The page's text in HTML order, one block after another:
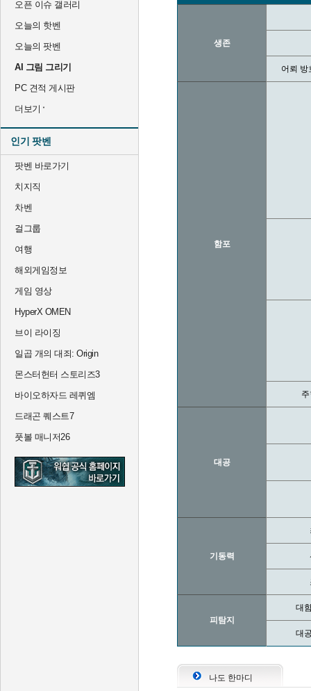
오픈 이슈 갤러리
오늘의 핫벤
오늘의 팟벤
AI 그림 그리기
PC 견적 게시판
더보기
인기 팟벤
팟벤 바로가기
치지직
차벤
걸그룹
여행
해외게임정보
게임 영상
HyperX OMEN
브이 라이징
일곱 개의 대죄: Origin
몬스터헌터 스토리즈3
바이오하자드 레퀴엠
드래곤 퀘스트7
풋볼 매니저26
생존
어뢰 방
함포
대공
기동력
피탐지
대
대
나도 한마디